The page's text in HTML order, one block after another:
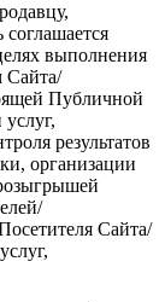
выполнения
Сайта/
Публичной
результатов
организации
Сайта/